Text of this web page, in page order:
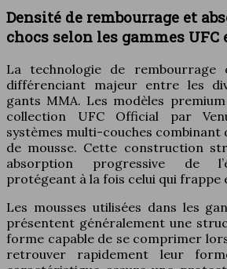
Densité de rembourrage et
chocs selon les gammes UFC
La technologie de rembourrage
différenciant majeur entre les
gants MMA. Les modèles
collection UFC Official par
systèmes multi-couches combinant
de mousse. Cette construction
absorption progressive de
protégeant à la fois celui qui frappe
Les mousses utilisées dans les
présentent généralement une
forme capable de se comprimer
retrouver rapidement leur